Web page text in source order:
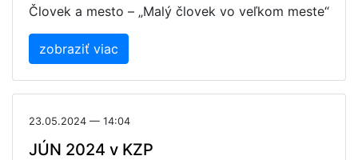
Človek a mesto – „Malý človek vo veľkom meste“
zobraziť viac
23.05.2024 — 14:04
JÚN 2024 v KZP